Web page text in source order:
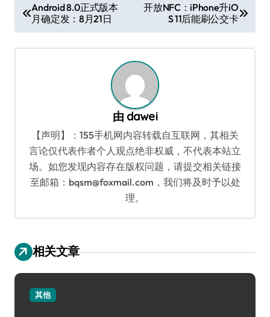
章
导
Android 8.0正式版本
月确定发：8月21日
开放NFC：iPhone升iO
S 11后能刷公交卡
由 dawei
【声明】：155手机网内容转载自互联网，其相关
言论仅代表作者个人观点绝非权威，不代表本站立
场。如您发现内容存在版权问题，请提交相关链接
至邮箱：bqsm@foxmail.com，我们将及时予以处
理。
相关文章
其他